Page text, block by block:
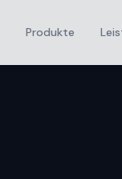
Produkte